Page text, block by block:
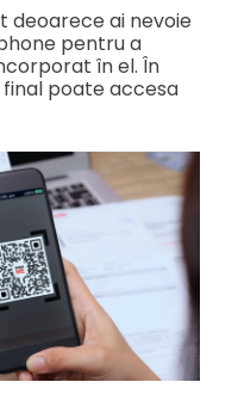
deoarece ai nevoie
pentru a
în el. În
poate accesa